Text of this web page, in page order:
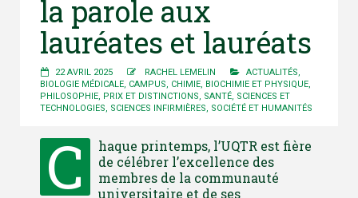
la parole aux
lauréates et lauréats
22 AVRIL 2025 RACHEL LEMELIN ACTUALITÉS,
BIOLOGIE MÉDICALE, CAMPUS, CHIMIE, BIOCHIMIE ET PHYSIQUE,
PHILOSOPHIE, PRIX ET DISTINCTIONS, SANTÉ, SCIENCES ET
TECHNOLOGIES, SCIENCES INFIRMIÈRES, SOCIÉTÉ ET HUMANITÉS
C
haque printemps, l’UQTR est fière
de célébrer l’excellence des
membres de la communauté
universitaire et de ses